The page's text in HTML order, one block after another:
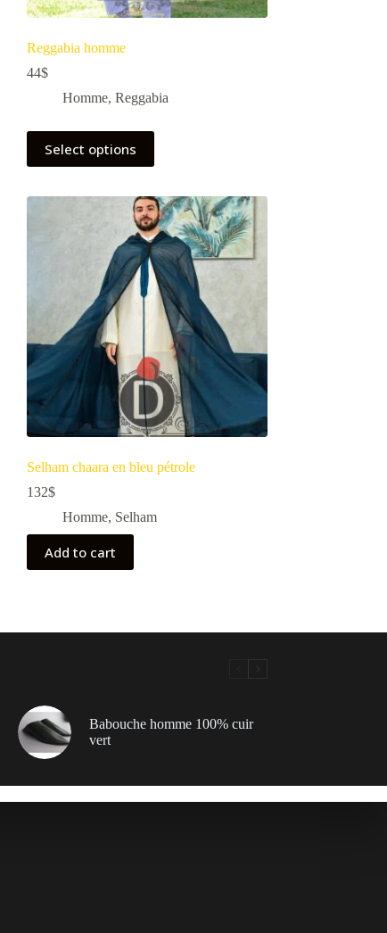
Reggabia homme
44$
Homme, Reggabia
Select options
Selham chaara en bleu pétrole
132$
Homme, Selham
Add to cart
Babouche homme 100% cuir
vert